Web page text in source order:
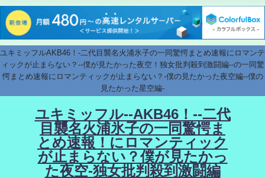
ユキミッフルAKB46！-二代目襲名火浦氷子の一同驚愕まとめ速報にロマンテ
ィックが止まらない？--僕が見たかった夜空！独女批判殺到激闘編--の一同驚
愕まとめ速報にロマンティックが止まらない？-僕の見たかった夜空編--僕の
見たかった星空編-
ユキミッフル--AKB46！--二代
目襲名火浦氷子の一同驚愕ま
とめ速報！にロマンティック
が止まらない？僕が見たかっ
た夜空-独女批判殺到激闘編